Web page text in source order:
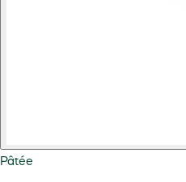
Pâtée